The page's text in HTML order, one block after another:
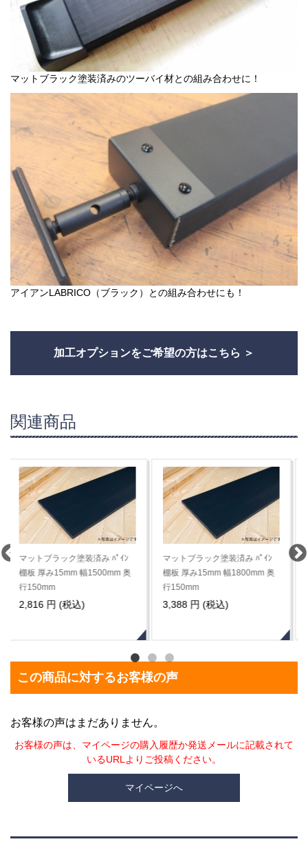
マットブラック塗装済みのツーバイ材との組み合わせに！
アイアンLABRICO（ブラック）との組み合わせにも！
加工オプションをご希望の方はこちら
関連商品
マットブラック塗装済み ﾊﾟｲﾝ
棚板 厚み15mm 幅300mm 奥行
150mm
583 円 (税込)
マットブラック塗装済み ﾊﾟｲﾝ
棚板 厚み15mm 幅600mm 奥行
150mm
1,144 円 (税込)
この商品に対するお客様の声
お客様の声はまだありません。
お客様の声は、マイページの購入履歴か発送メールに記載されて
いるURLよりご投稿ください。
マイページへ